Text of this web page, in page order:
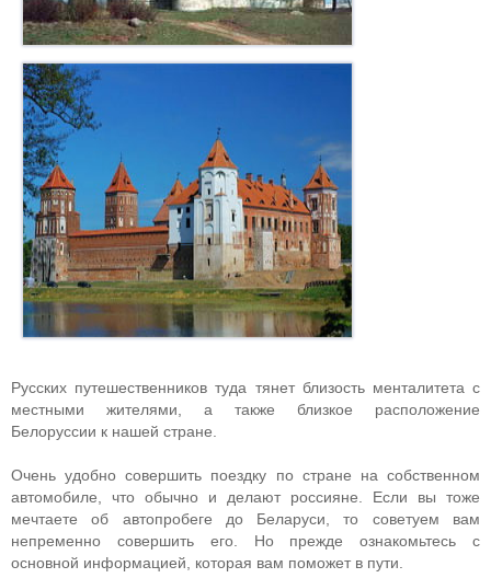
Русских путешественников туда тянет близость менталитета с
местными жителями, а также близкое расположение
Белоруссии к нашей стране.
Очень удобно совершить поездку по стране на собственном
автомобиле, что обычно и делают россияне. Если вы тоже
мечтаете об автопробеге до Беларуси, то советуем вам
непременно совершить его. Но прежде ознакомьтесь с
основной информацией, которая вам поможет в пути.